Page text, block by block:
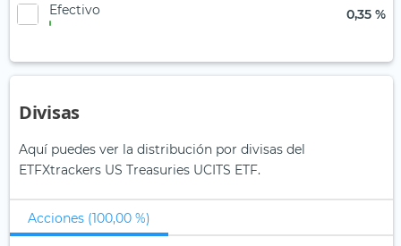
Efectivo 0,35 %
Divisas
Aquí puedes ver la distribución por divisas del
ETFXtrackers US Treasuries UCITS ETF.
Acciones (100,00 %)